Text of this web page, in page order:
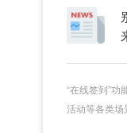
“在线签到”功
活动等各类场